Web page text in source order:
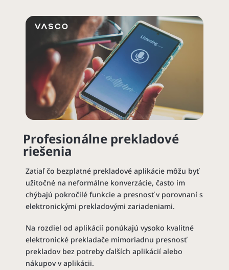
Profesionálne prekladové
riešenia
Zatiaľ čo bezplatné prekladové aplikácie môžu byť
užitočné na neformálne konverzácie, často im
chýbajú pokročilé funkcie a presnosť v porovnaní s
elektronickými prekladovými zariadeniami.
Na rozdiel od aplikácií ponúkajú vysoko kvalitné
elektronické prekladače mimoriadnu presnosť
prekladov bez potreby ďalších aplikácií alebo
nákupov v aplikácii.